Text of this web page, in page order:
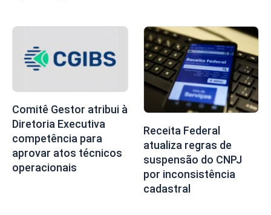
Comitê Gestor atribui à
Diretoria Executiva
competência para
aprovar atos técnicos
operacionais
Receita Federal
atualiza regras de
suspensão do CNPJ
por inconsistência
cadastral